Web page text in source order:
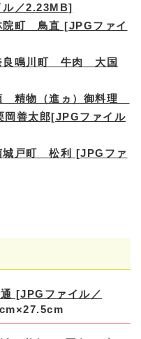
ル／2.23MB]
町 鳥直 [JPGファイ
良鳴川町 牛肉 大国
精物（進ヵ）御料理
善太郎[JPGファイル
戸町 松利 [JPGファ
[JPGファイル／